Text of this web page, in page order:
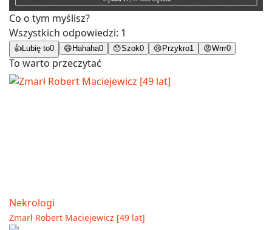
Co o tym myślisz?
Wszystkich odpowiedzi: 1
👍Lubię to0 😄 Hahaha0 😯Szok0 😢 Przykro1 😡Wrrr0
To warto przeczytać
Nekrologi
Zmarł Robert Maciejewicz [49 lat]